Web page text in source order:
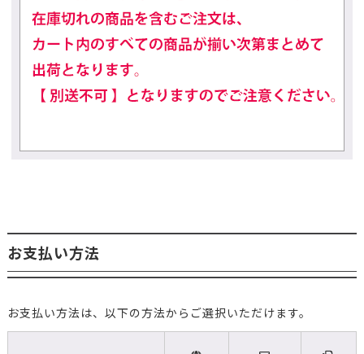
お支払い方法
お支払い方法は、以下の方法からご選択いただけます。